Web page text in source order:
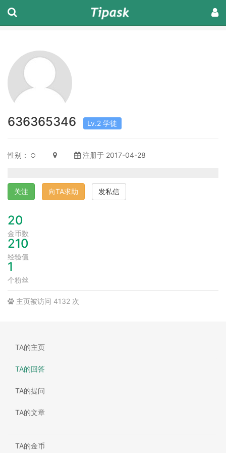
636365346 Lv.2 学徒
性别： 注册于 2017-04-28
关注 向TA求助 发私信
20
金币数
210
经验值
1
个粉丝
主页被访问 4132 次
TA的主页
TA的回答
TA的提问
TA的文章
TA的金币